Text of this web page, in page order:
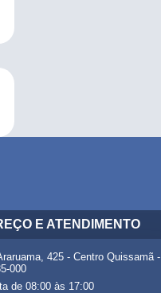
E ATENDIMENTO
425 - Centro Quissamã -
000
de 08:00 às 17:00